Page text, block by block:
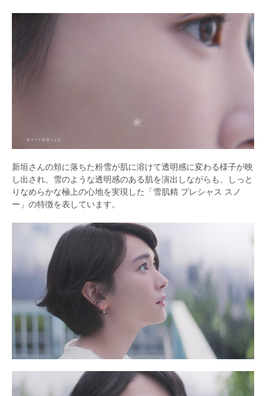
新垣さんの頬に落ちた粉雪が肌に溶けて透明感に変わる様子が映
し出され、雪のような透明感のある肌を演出しながらも、しっと
りなめらかな極上の心地を実現した「雪肌精 プレシャス スノ
ー」の特徴を表しています。